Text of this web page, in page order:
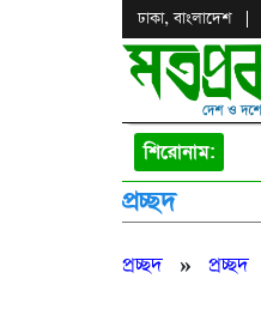
ঢাকা, বাংলাদেশ
শিরোনাম:
প্রচ্ছদ
প্রচ্ছদ » প্রচ্ছদ